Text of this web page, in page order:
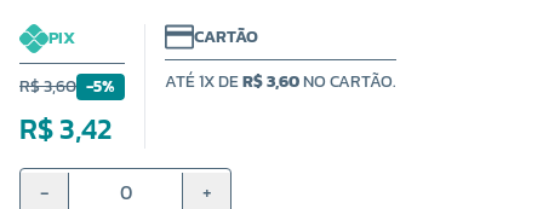
PIX
R$ 3,60 -5%
R$ 3,42
CARTÃO
ATÉ 1X DER$ 3,60NO CARTÃO.
- +